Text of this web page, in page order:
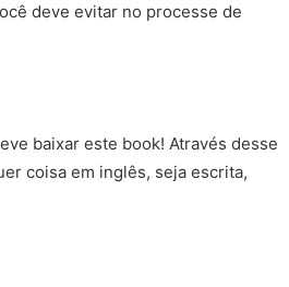
deve evitar no processe de
baixar este book! Através desse
coisa em inglês, seja escrita,